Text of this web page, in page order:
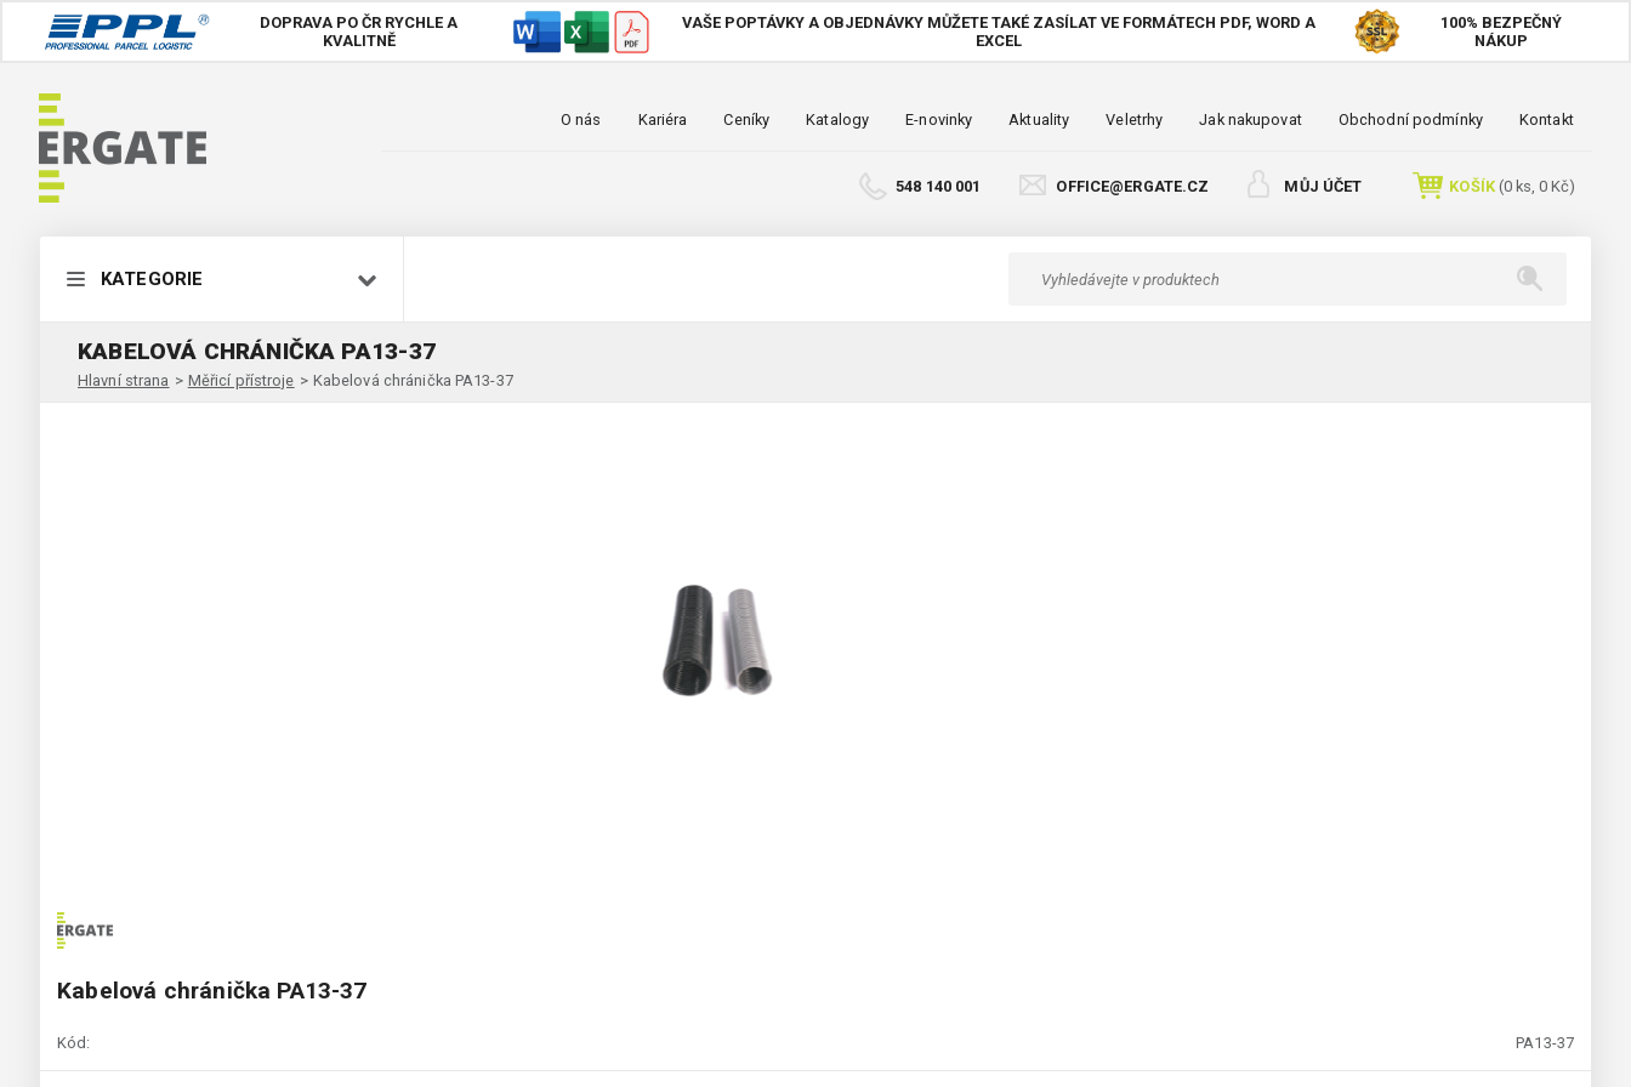
DOPRAVA PO ČR RYCHLE A
KVALITNĚ
VAŠE POPTÁVKY A OBJEDNÁVKY MŮŽETE TAKÉ ZASÍLAT VE FORMÁTECH PDF, WORD A
EXCEL
100% BEZPEČNÝ
NÁKUP
O nás Kariéra Ceníky Katalogy E-novinky Aktuality Veletrhy Jak nakupovat Obchodní podmínky Kontakt
548 140 001 OFFICE@ERGATE.CZ MŮJ ÚČET KOŠÍK(0ks, 0 Kč)
KATEGORIE
KABELOVÁ CHRÁNIČKA PA13-37
Hlavní strana > Měřicí přístroje > Kabelová chránička PA13-37
Kabelová chránička PA13-37
Kód: PA13-37